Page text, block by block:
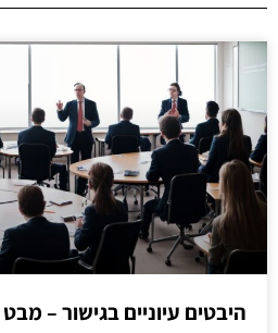
היבטים עיוניים בגישור –